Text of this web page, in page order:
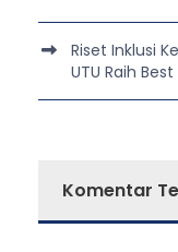
Riset Inklusi
UTU Raih
Komentar